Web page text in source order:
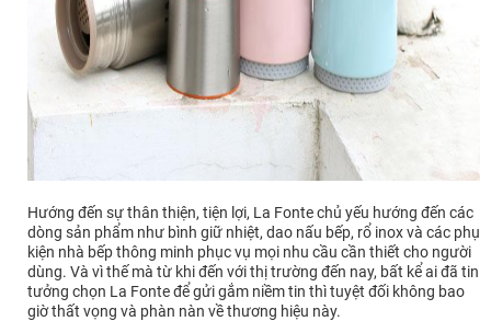
Hướng đến sự thân thiện, tiện lợi, La Fonte chủ yếu hướng đến các
dòng sản phẩm như bình giữ nhiệt, dao nấu bếp, rổ inox và các phụ
kiện nhà bếp thông minh phục vụ mọi nhu cầu cần thiết cho người
dùng. Và vì thế mà từ khi đến với thị trường đến nay, bất kể ai đã tin
tưởng chọn La Fonte để gửi gắm niềm tin thì tuyệt đối không bao
giờ thất vọng và phàn nàn về thương hiệu này.